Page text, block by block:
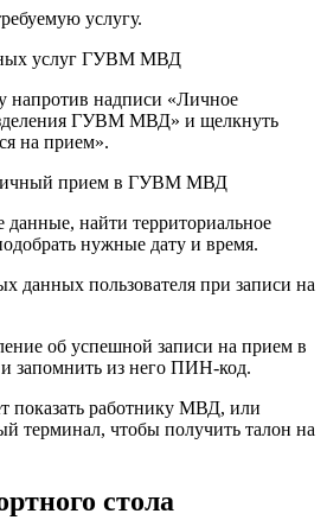
услугу.
напротив надписи «Личное
ГУВМ МВД» и щелкнуть
на прием».
данные, найти территориальное
нужные дату и время.
об успешной записи на прием в
запомнить из него ПИН-код.
показать работнику МВД, или
терминал, чтобы получить талон на
стола